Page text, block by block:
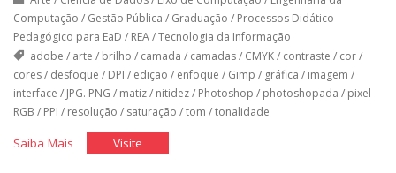
Computação / Gestão Pública / Graduação / Processos Didático-
Pedagógico para EaD / REA/Tecnologia da Informação
adobe / arte / brilho / camada / camadas/ CMYK/ contraste / cor/
cores/ desfoque / DPI / edição / enfoque / Gimp / gráfica / imagem /
interface / JPG. PNG / matiz/ nitidez/ Photoshop / photoshopada / pixel
RGB / PPI / resolução / saturação /tom /tonalidade
Saiba Mais"Edição Visite"Edição